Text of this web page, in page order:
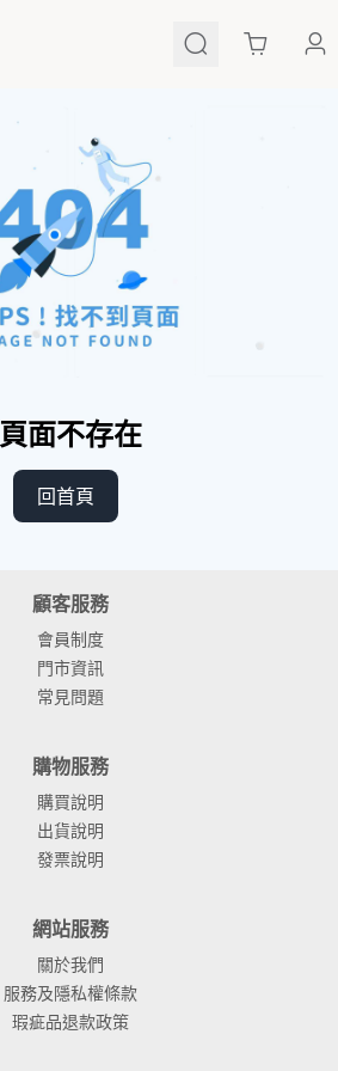
Cart
頁面不存在
回首頁
顧客服務
會員制度
門市資訊
常見問題
購物服務
購買說明
出貨說明
發票說明
網站服務
關於我們
服務及隱私權條款
瑕疵品退款政策